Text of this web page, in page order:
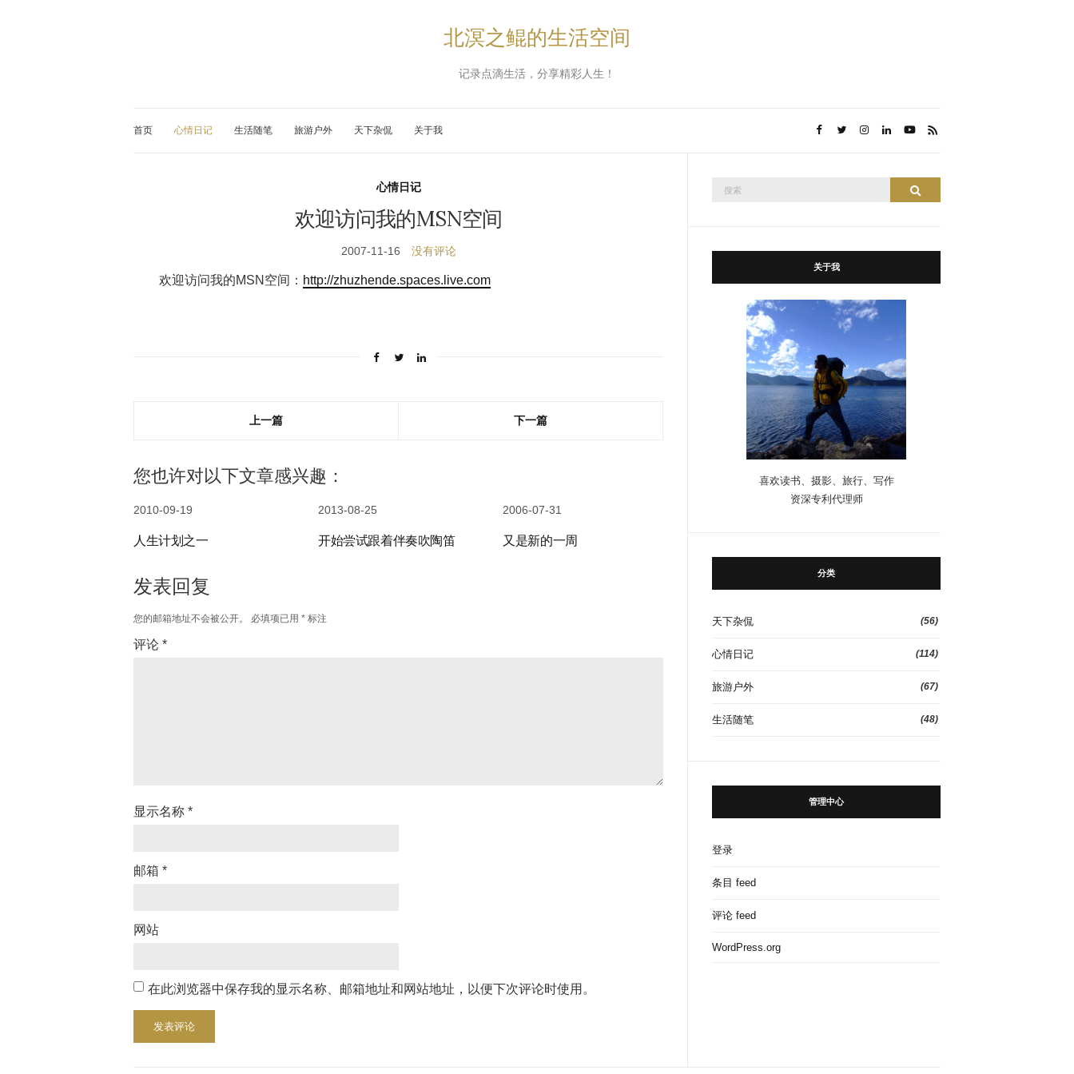
北溟之鲲的生活空间
记录点滴生活，分享精彩人生！
首页 心情日记 生活随笔 旅游户外 天下杂侃 关于我
心情日记
欢迎访问我的MSN空间
2007-11-16 没有评论
欢迎访问我的MSN空间： http://zhuzhende.spaces.live.com
上一篇 下一篇
您也许对以下文章感兴趣：
2010-09-19
人生计划之一
2013-08-25
开始尝试跟着伴奏吹陶笛
2006-07-31
又是新的一周
发表回复
您的邮箱地址不会被公开。 必填项已用 * 标注
评论 *
显示名称 *
邮箱 *
网站
在此浏览器中保存我的显示名称、邮箱地址和网站地址，以便下次评论时使用。
搜索
关于我
喜欢读书、摄影、旅行、写作
资深专利代理师
分类
天下杂侃 (56)
心情日记 (114)
旅游户外 (67)
生活随笔 (48)
管理中心
登录
条目 feed
评论 feed
WordPress.org